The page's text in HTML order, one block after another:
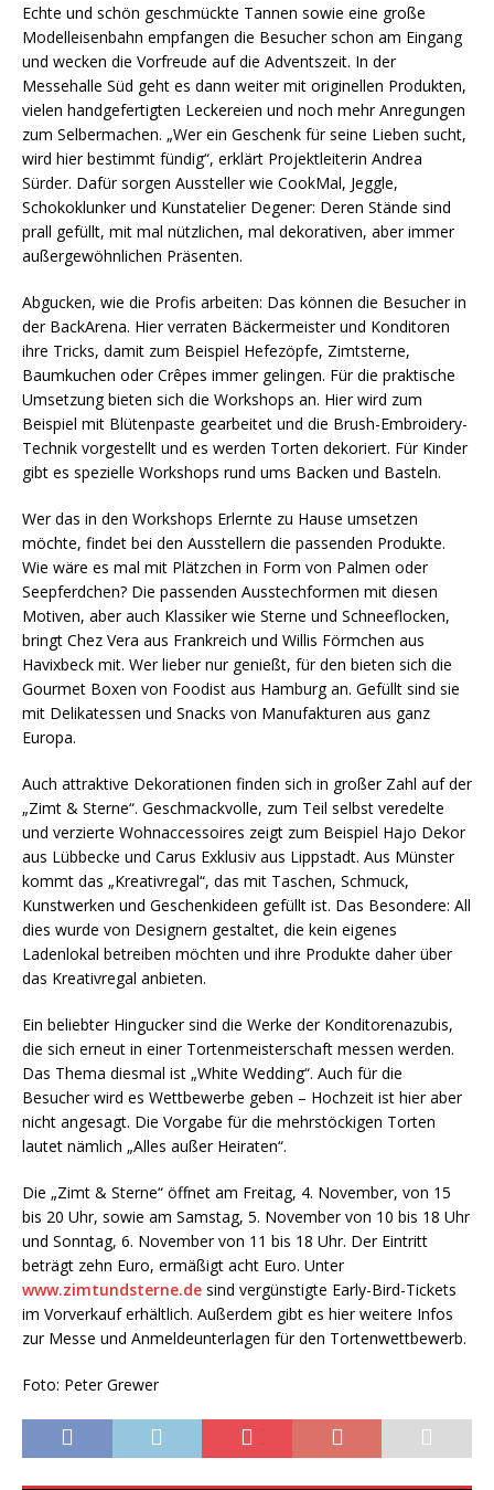
Echte und schön geschmückte Tannen sowie eine große
Modelleisenbahn empfangen die Besucher schon am Eingang
und wecken die Vorfreude auf die Adventszeit. In der
Messehalle Süd geht es dann weiter mit originellen Produkten,
vielen handgefertigten Leckereien und noch mehr Anregungen
zum Selbermachen. „Wer ein Geschenk für seine Lieben sucht,
wird hier bestimmt fündig“, erklärt Projektleiterin Andrea
Sürder. Dafür sorgen Aussteller wie CookMal, Jeggle,
Schokoklunker und Kunstatelier Degener: Deren Stände sind
prall gefüllt, mit mal nützlichen, mal dekorativen, aber immer
außergewöhnlichen Präsenten.
Abgucken, wie die Profis arbeiten: Das können die Besucher in
der BackArena. Hier verraten Bäckermeister und Konditoren
ihre Tricks, damit zum Beispiel Hefezöpfe, Zimtsterne,
Baumkuchen oder Crêpes immer gelingen. Für die praktische
Umsetzung bieten sich die Workshops an. Hier wird zum
Beispiel mit Blütenpaste gearbeitet und die Brush-Embroidery-
Technik vorgestellt und es werden Torten dekoriert. Für Kinder
gibt es spezielle Workshops rund ums Backen und Basteln.
Wer das in den Workshops Erlernte zu Hause umsetzen
möchte, findet bei den Ausstellern die passenden Produkte.
Wie wäre es mal mit Plätzchen in Form von Palmen oder
Seepferdchen? Die passenden Ausstechformen mit diesen
Motiven, aber auch Klassiker wie Sterne und Schneeflocken,
bringt Chez Vera aus Frankreich und Willis Förmchen aus
Havixbeck mit. Wer lieber nur genießt, für den bieten sich die
Gourmet Boxen von Foodist aus Hamburg an. Gefüllt sind sie
mit Delikatessen und Snacks von Manufakturen aus ganz
Europa.
Auch attraktive Dekorationen finden sich in großer Zahl auf der
„Zimt & Sterne“. Geschmackvolle, zum Teil selbst veredelte
und verzierte Wohnaccessoires zeigt zum Beispiel Hajo Dekor
aus Lübbecke und Carus Exklusiv aus Lippstadt. Aus Münster
kommt das „Kreativregal“, das mit Taschen, Schmuck,
Kunstwerken und Geschenkideen gefüllt ist. Das Besondere: All
dies wurde von Designern gestaltet, die kein eigenes
Ladenlokal betreiben möchten und ihre Produkte daher über
das Kreativregal anbieten.
Ein beliebter Hingucker sind die Werke der Konditorenazubis,
die sich erneut in einer Tortenmeisterschaft messen werden.
Das Thema diesmal ist „White Wedding“. Auch für die
Besucher wird es Wettbewerbe geben – Hochzeit ist hier aber
nicht angesagt. Die Vorgabe für die mehrstöckigen Torten
lautet nämlich „Alles außer Heiraten“.
Die „Zimt & Sterne“ öffnet am Freitag, 4. November, von 15
bis 20 Uhr, sowie am Samstag, 5. November von 10 bis 18 Uhr
und Sonntag, 6. November von 11 bis 18 Uhr. Der Eintritt
beträgt zehn Euro, ermäßigt acht Euro. Unter
www.zimtundsterne.de sind vergünstigte Early-Bird-Tickets
im Vorverkauf erhältlich. Außerdem gibt es hier weitere Infos
zur Messe und Anmeldeunterlagen für den Tortenwettbewerb.
Foto: Peter Grewer